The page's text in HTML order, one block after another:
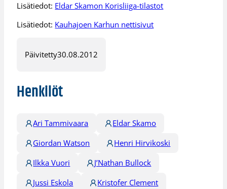
Lisätiedot: Eldar Skamon Korisliiga-tilastot
Lisätiedot: Kauhajoen Karhun nettisivut
Päivitetty30.08.2012
Henkilöt
Ari Tammivaara
Eldar Skamo
Giordan Watson
Henri Hirvikoski
Ilkka Vuori
J’Nathan Bullock
Jussi Eskola
Kristofer Clement